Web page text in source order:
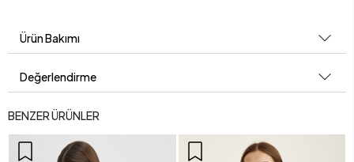
Ürün Bakımı
Değerlendirme
BENZER ÜRÜNLER